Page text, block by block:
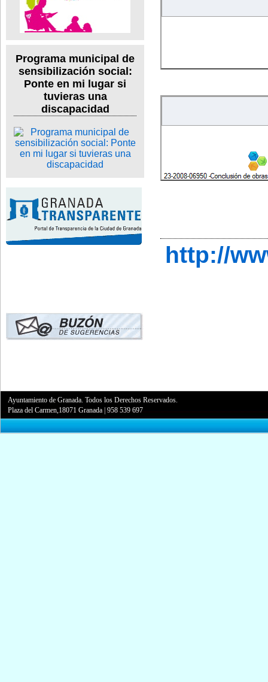
Programa municipal de
sensibilización social:
Ponte en mi lugar si
tuvieras una
discapacidad
http://
Ayuntamiento de Granada. Todos los Derechos Reservados.
Plaza del Carmen,18071 Granada |958 539 697